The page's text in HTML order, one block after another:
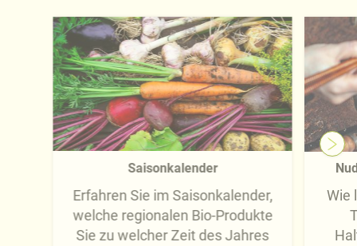
Saisonkalender
Erfahren Sie im Saisonkalender,
welche regionalen Bio-Produkte
Sie zu welcher Zeit des Jahres
Wie